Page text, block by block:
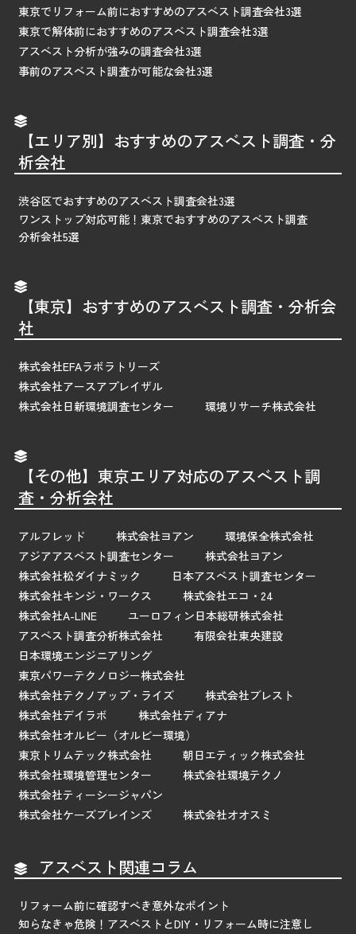
東京でリフォーム前におすすめのアスベスト調査会社3選
東京で解体前におすすめのアスベスト調査会社3選
アスベスト分析が強みの調査会社3選
事前のアスベスト調査が可能な会社3選
【エリア別】おすすめのアスベスト調査・分
析会社
渋谷区でおすすめのアスベスト調査会社3選
ワンストップ対応可能！東京でおすすめのアスベスト調査
分析会社5選
【東京】おすすめのアスベスト調査・分析会
社
株式会社EFAラボラトリーズ
株式会社アースアプレイザル
株式会社日新環境調査センター
環境リサーチ株式会社
【その他】東京エリア対応のアスベスト調
査・分析会社
アルフレッド 株式会社ヨアン
環境保全株式会社
アジアアスベスト調査センター
株式会社ヨアン
株式会社松ダイナミック
日本アスベスト調査センター
株式会社キンジ・ワークス
株式会社エコ・24
株式会社A-LINE
ユーロフィン日本総研株式会社
アスベスト調査分析株式会社
有限会社東央建設
日本環境エンジニアリング
東京パワーテクノロジー株式会社
株式会社テクノアップ・ライズ
株式会社ブレスト
株式会社デイラボ
株式会社ディアナ
株式会社オルビー（オルビー環境）
東京トリムテック株式会社
朝日エティック株式会社
株式会社環境管理センター
株式会社環境テクノ
株式会社ティーシージャパン
株式会社ケーズブレインズ
株式会社オオスミ
アスベスト関連コラム
リフォーム前に確認すべき意外なポイント
知らなきゃ危険！アスベストとDIY・リフォーム時に注意し